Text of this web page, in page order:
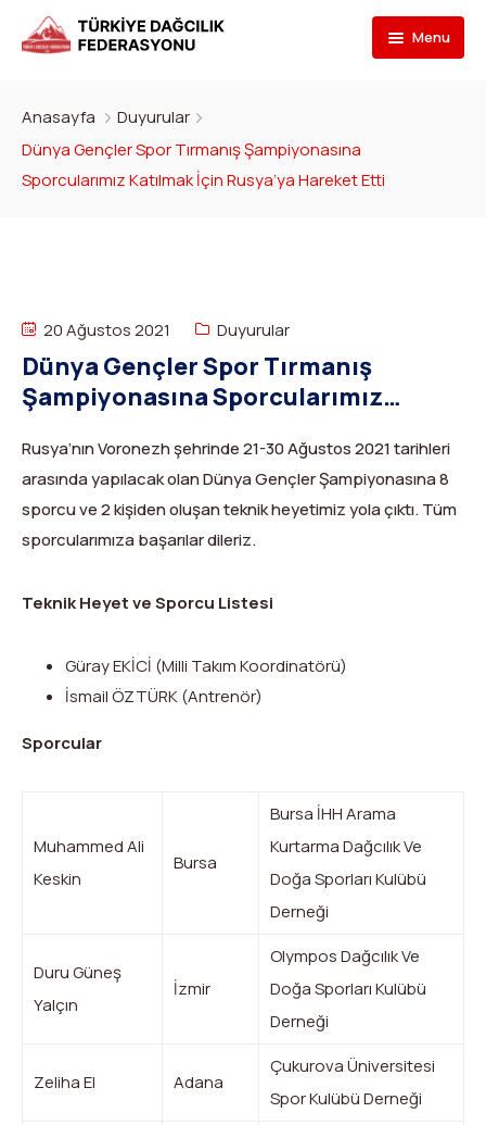
Menu
İletişim
Tarihçe
Yönetim Kurulu
İdari Personel
İl Temsilcileri
Dağ Evi
Kurullar
Federasyon Logosu
Branşlar
Dağcılık
Dağ Kayağı
Buz Tırmanışı
Kanyoning
Yüksek Dağ Koşusu
Kulüpler
Kulüp Eğitim Başvuruları ve Uygulama Adımları
Formlar
İlanlar
Türkiye ‘nin Dağları
Tırmanış Raporları
Anti-Doping
Mevzuat
Yayınlar
Rotalar
Video
Görevli Başvurusu
TDF Yayın/Kitap Başvurusu
Kimlik Başvurusu
DYS Şifre
DYS İlk Giriş ve Şifre (Kulüp)
DYS İlk Giriş ve Şifre (Sporcu, Antrenör, Hakem vb.)
DYS Şifre Başvuru Formu (Sadece Kulüp Yetkilileri)
Turkish ▼
Anasayfa
Duyurular
Dünya Gençler Spor Tırmanış Şampiyonasına
Sporcularımız Katılmak İçin Rusya’ya Hareket Etti
20 Ağustos 2021 Duyurular
Dünya Gençler Spor Tırmanış
Şampiyonasına Sporcularımız
Rusya’nın Voronezh şehrinde 21-30 Ağustos 2021 tarihleri
arasında yapılacak olan Dünya Gençler Şampiyonasına 8
sporcu ve 2 kişiden oluşan teknik heyetimiz yola çıktı. Tüm
sporcularımıza başarılar dileriz.
Teknik Heyet ve Sporcu Listesi
Güray EKİCİ (Milli Takım Koordinatörü)
İsmail ÖZTÜRK (Antrenör)
Sporcular
Muhammed Ali
Keskin
Bursa
Bursa İHH Arama
Kurtarma Dağcılık Ve
Doğa Sporları Kulübü
Derneği
Duru Güneş
Yalçın
İzmir
Olympos Dağcılık Ve
Doğa Sporları Kulübü
Derneği
Zeliha El Adana
Çukurova Üniversitesi
Spor Kulübü Derneği